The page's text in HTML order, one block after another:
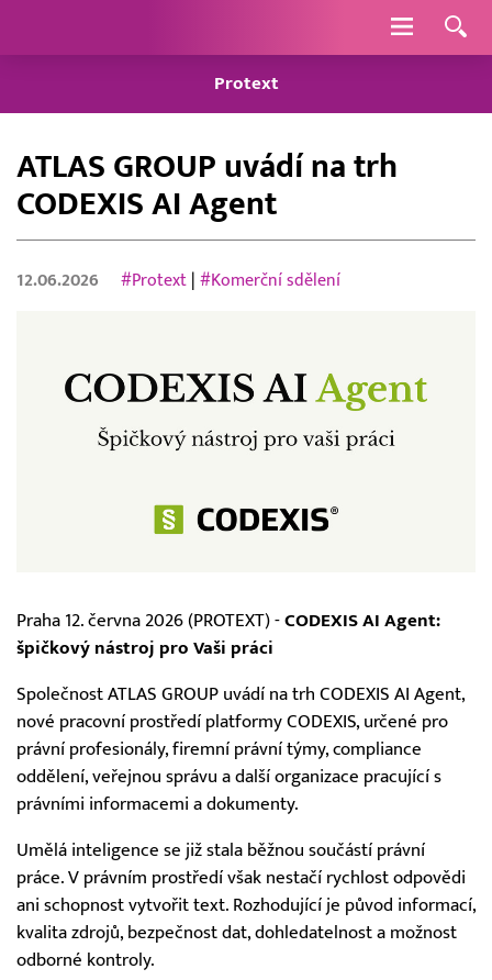
Navigace
Protext
ATLAS GROUP uvádí na trh
CODEXIS AI Agent
12.06.2026 #Protext |#Komerční sdělení
Praha 12. června 2026 (PROTEXT) - CODEXIS AI Agent:
špičkový nástroj pro Vaši práci
Společnost ATLAS GROUP uvádí na trh CODEXIS AI Agent,
nové pracovní prostředí platformy CODEXIS, určené pro
právní profesionály, firemní právní týmy, compliance
oddělení, veřejnou správu a další organizace pracující s
právními informacemi a dokumenty.
Umělá inteligence se již stala běžnou součástí právní
práce. V právním prostředí však nestačí rychlost odpovědi
ani schopnost vytvořit text. Rozhodující je původ informací,
kvalita zdrojů, bezpečnost dat, dohledatelnost a možnost
odborné kontroly.